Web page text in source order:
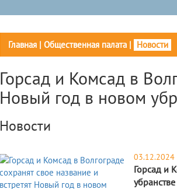
Главная| Общественная палата| Новости
Горсад и Комсад в
Новый год в новом
Новости
03.12.2024
Горсад и
убранстве